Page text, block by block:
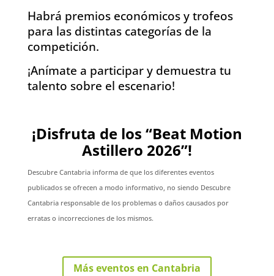
Habrá premios económicos y trofeos
para las distintas categorías de la
competición.
¡Anímate a participar y demuestra tu
talento sobre el escenario!
¡Disfruta de los “Beat Motion
Astillero 2026”!
Descubre Cantabria informa de que los diferentes eventos
publicados se ofrecen a modo informativo, no siendo Descubre
Cantabria responsable de los problemas o daños causados por
erratas o incorrecciones de los mismos.
Más eventos en Cantabria